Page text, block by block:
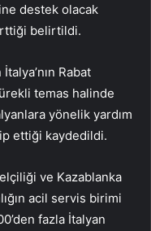
destek olacak
belirtildi.
Rabat
temas halinde
yönelik yardım
ettiği kaydedildi.
ve Kazablanka
acil servis birimi
fazla İtalyan